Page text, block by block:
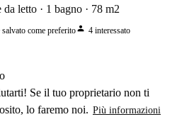
da letto 1 bagno 78 m2
come preferitoperson 4 interessato
Se il tuo proprietario non ti
lo faremo noi. Più informazioni